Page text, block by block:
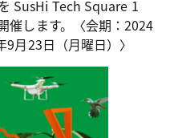
SusHi Tech Square 1
催します。〈会期：2024
月23日（月曜日）〉